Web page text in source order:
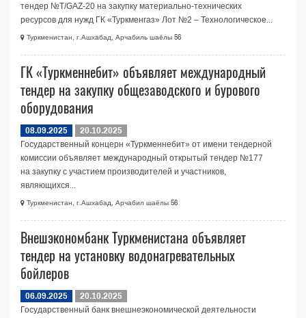
тендер №T/GAZ-20 на закупку материально-технических
ресурсов для нужд ГК «Туркменгаз» Лот №2 – Технологическое...
Туркменистан, г.Ашхабад, Арчабиль шаёлы 56
ГК «Туркменнебит» объявляет международный
тендер на закупку общезаводского и бурового
оборудования
08.09.2025
20.10.2025
Государственный концерн «Туркменнебит» от имени тендерной
комиссии объявляет международный открытый тендер №177
на закупку с участием производителей и участников,
являющихся...
Туркменистан, г.Ашхабад, Арчабил шаёлы 56
Внешэкономбанк Туркменистана объявляет
тендер на установку водонагревательных
бойлеров
06.09.2025
20.10.2025
Государственный банк внешнеэкономической деятельности